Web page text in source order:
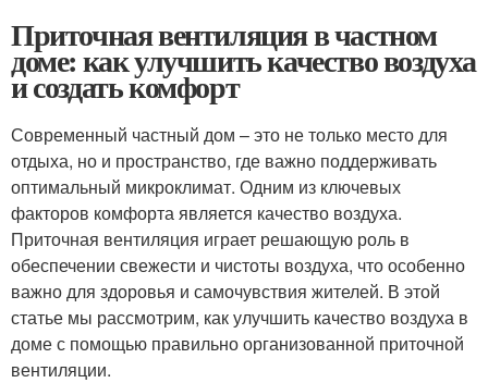
Приточная вентиляция в частном
доме: как улучшить качество воздуха
и создать комфорт
Современный частный дом – это не только место для
отдыха, но и пространство, где важно поддерживать
оптимальный микроклимат. Одним из ключевых
факторов комфорта является качество воздуха.
Приточная вентиляция играет решающую роль в
обеспечении свежести и чистоты воздуха, что особенно
важно для здоровья и самочувствия жителей. В этой
статье мы рассмотрим, как улучшить качество воздуха в
доме с помощью правильно организованной приточной
вентиляции.